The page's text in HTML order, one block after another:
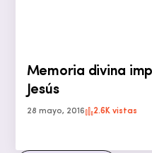
Memoria divina
Jesús
28 mayo, 2016 2.6K vistas